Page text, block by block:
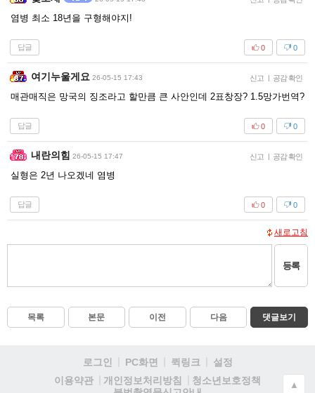
염병 최소 18년을 구형해야지!
답글 0
0
여기누울게요 26-05-15 17:43 신고 | 공감 확인
매관매직은 망국의 징조라고 할만큼 큰 사안인데 2표창장? 1.5망가번역?
답글 0
0
내란의힘 26-05-15 17:47 신고 | 공감 확인
실형은 2년 나오겠네 염병
답글 0
0
새로고침
등록
목록 본문 이전 다음 댓글보기
로그인 PC화면 퀵링크
설정
이용약관
개인정보처리방침
청소년보호정책
▲